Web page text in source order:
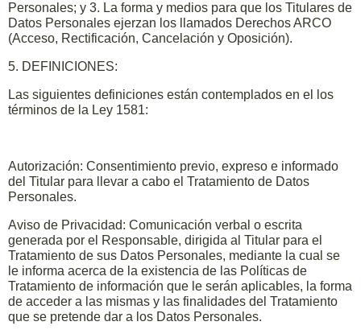
Personales; y 3. La forma y medios para que los Titulares de
Datos Personales ejerzan los llamados Derechos ARCO
(Acceso, Rectificación, Cancelación y Oposición).
5. DEFINICIONES:
Las siguientes definiciones están contemplados en el los
términos de la Ley 1581:
Autorización: Consentimiento previo, expreso e informado
del Titular para llevar a cabo el Tratamiento de Datos
Personales.
Aviso de Privacidad: Comunicación verbal o escrita
generada por el Responsable, dirigida al Titular para el
Tratamiento de sus Datos Personales, mediante la cual se
le informa acerca de la existencia de las Políticas de
Tratamiento de información que le serán aplicables, la forma
de acceder a las mismas y las finalidades del Tratamiento
que se pretende dar a los Datos Personales.